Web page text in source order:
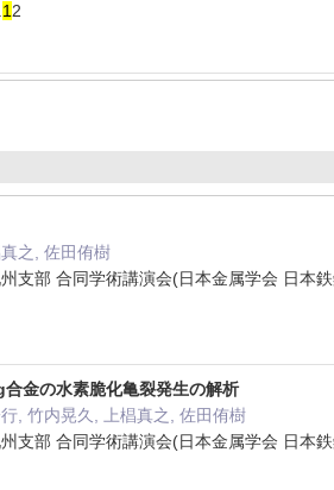
1 2
之, 佐田侑樹
支部 合同学術講演会(日本金属学会 日本
金の水素脆化亀裂発生の解析
, 竹内晃久, 上椙真之, 佐田侑樹
支部 合同学術講演会(日本金属学会 日本